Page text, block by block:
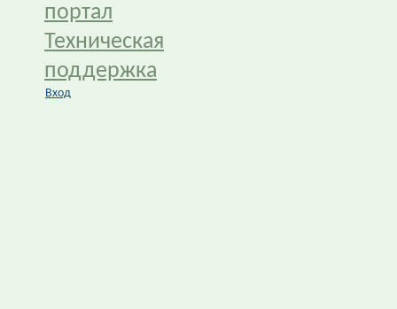
портал
Техническая
поддержка
Вход